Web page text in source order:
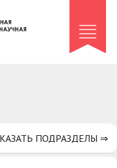
ПОДРАЗДЕЛЫ ⇒